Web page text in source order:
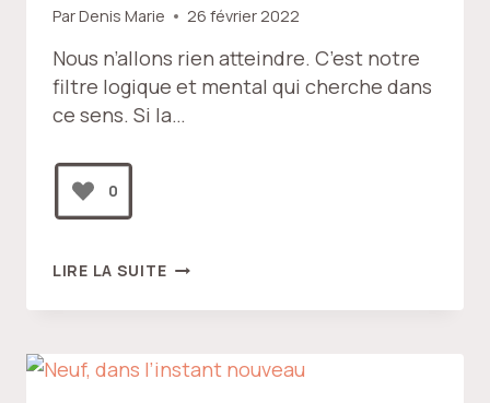
ParDenis Marie 26 février 2022
Nous n’allons rien atteindre. C’est notre
filtre logique et mental qui cherche dans
ce sens. Si la…
0
LIRE LA SUITEL’ESSENTIEL
PEUT